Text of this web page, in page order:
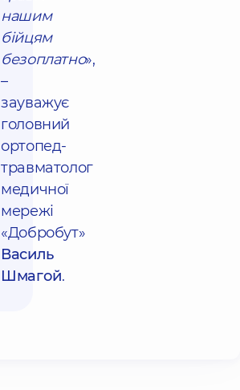
нашим
бійцям
безоплатно»,
–
зауважує
головний
ортопед-
травматолог
медичної
мережі
«Добробут»
Василь
Шмагой.